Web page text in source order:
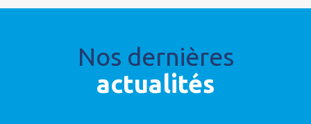
Nos dernières
actualités